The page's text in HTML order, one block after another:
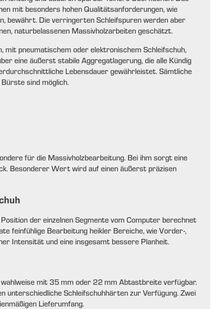
mit besonders hohen Qualitätsanforderungen, wie
bewährt. Die verringerten Schleifspuren werden aber
naturbelassenen Massivholzarbeiten geschätzt.
mit pneumatischem oder elektronischem Schleifschuh,
eine äußerst stabile Aggregatlagerung, die alle Kündig
Lebensdauer gewährleistet. Sämtliche
sind möglich.
für die Massivholzbearbeitung. Bei ihm sorgt eine
Besonderer Wert wird auf einen äußerst präzisen
der einzelnen Segmente vom Computer berechnet
feinfühlige Bearbeitung heikler Bereiche, wie Vorder-,
Intensität und eine insgesamt bessere Planheit.
mit 35 mm oder 22 mm Abtastbreite verfügbar.
unterschiedliche Schleifschuhhärten zur Verfügung. Zwei
Lieferumfang.